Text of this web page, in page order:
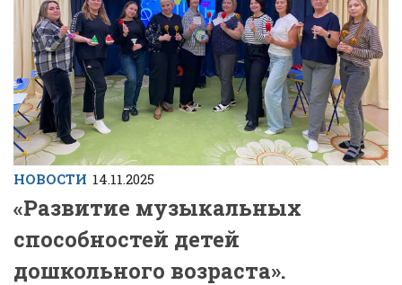
НОВОСТИ 14.11.2025
«Развитие музыкальных
способностей детей
дошкольного возраста».